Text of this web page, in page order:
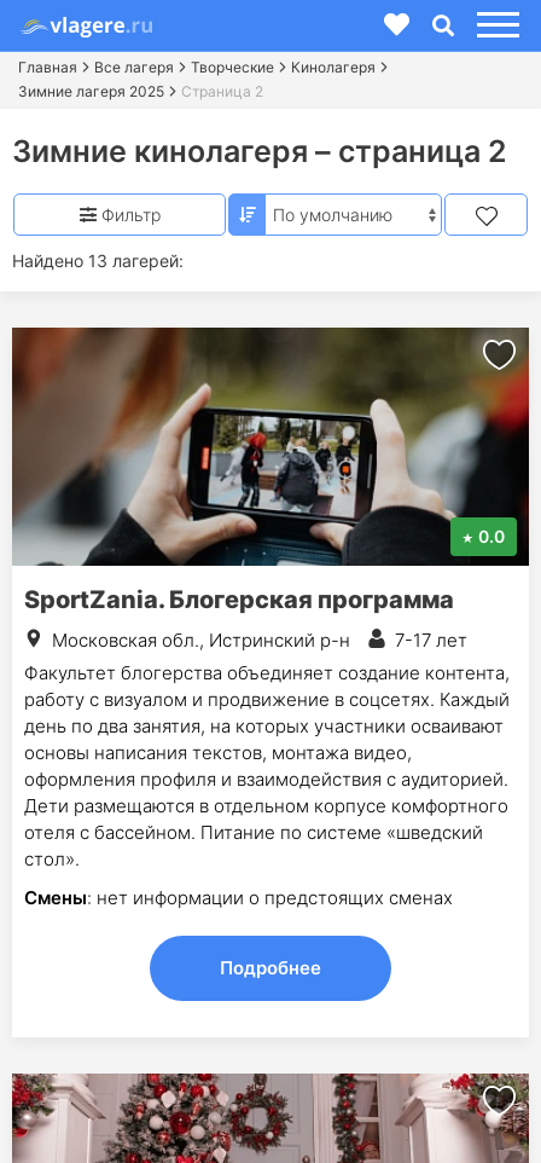
Главная Все лагеря Творческие
Кинолагеря
Зимние лагеря 2025
Страница 2
Зимние кинолагеря – страница 2
Найдено 13 лагерей:
Фильтр
0.0
SportZania. Блогерская программа
Московская обл., Истринский р-н
7-17 лет
Факультет блогерства объединяет создание контента,
работу с визуалом и продвижение в соцсетях. Каждый
день по два занятия, на которых участники осваивают
основы написания текстов, монтажа видео,
оформления профиля и взаимодействия с аудиторией.
Дети размещаются в отдельном корпусе комфортного
отеля с бассейном. Питание по системе «шведский
стол».
Смены: нет информации о предстоящих сменах
Подробнее